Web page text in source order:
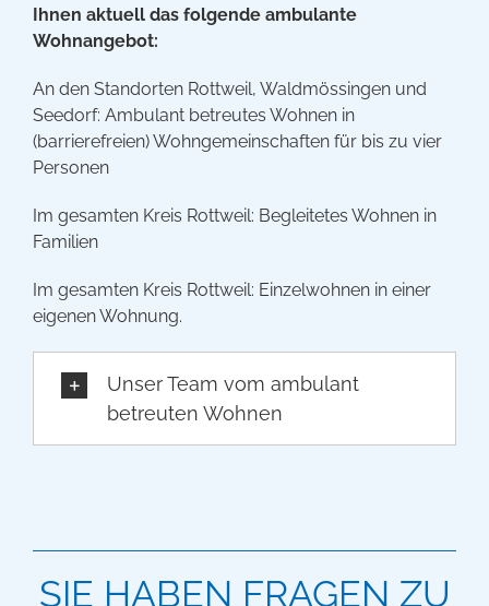
Ihnen aktuell das folgende ambulante
Wohnangebot:
An den Standorten Rottweil, Waldmössingen und
Seedorf: Ambulant betreutes Wohnen in
(barrierefreien) Wohngemeinschaften für bis zu vier
Personen
Im gesamten Kreis Rottweil: Begleitetes Wohnen in
Familien
Im gesamten Kreis Rottweil: Einzelwohnen in einer
eigenen Wohnung.
Unser Team vom ambulant
betreuten Wohnen
SIE HABEN FRAGEN ZU